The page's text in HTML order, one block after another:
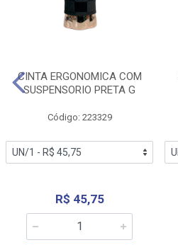
CINTA ERGONOMICA COM
SUSPENSORIO PRETA G
Código: 223329
R$ 45,75